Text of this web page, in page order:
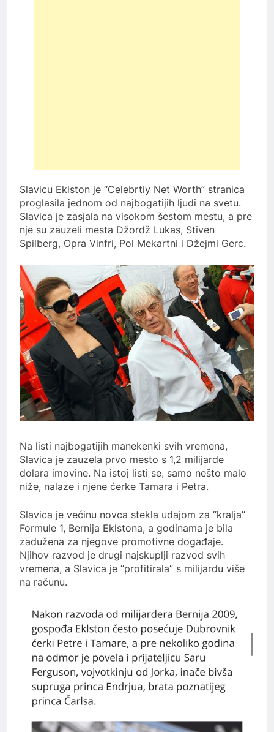
Slavicu Eklston je “Celebrtiy Net Worth” stranica
proglasila jednom od najbogatijih ljudi na svetu.
Slavica je zasjala na visokom šestom mestu, a pre
nje su zauzeli mesta Džordž Lukas, Stiven
Spilberg, Opra Vinfri, Pol Mekartni i Džejmi Gerc.
Na listi najbogatijih manekenki svih vremena,
Slavica je zauzela prvo mesto s 1,2 milijarde
dolara imovine. Na istoj listi se, samo nešto malo
niže, nalaze i njene ćerke Tamara i Petra.
Slavica je većinu novca stekla udajom za “kralja”
Formule 1, Bernija Eklstona, a godinama je bila
zadužena za njegove promotivne događaje.
Njihov razvod je drugi najskuplji razvod svih
vremena, a Slavica je “profitirala” s milijardu više
na računu.